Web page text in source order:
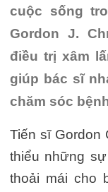
cuộc sống
Gordon J.
điều trị xâm
giúp bác sĩ
chăm sóc
Tiến sĩ Gordon
thiểu những
thoải mái cho